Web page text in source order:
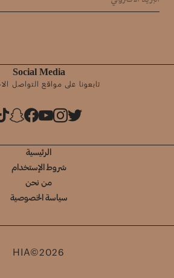
Social Media
تابعونا على مواقع التواصل
الرئيسية
شروط الإستخدام
من نحن
سياسة الخصوصية
HIA©2026